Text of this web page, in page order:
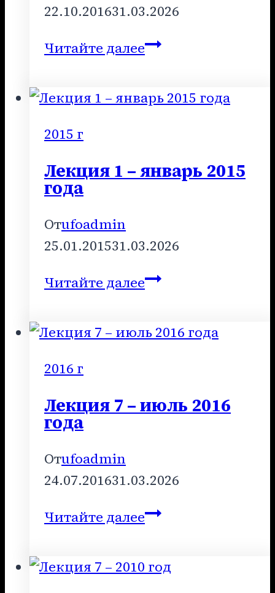
22.10.201631.03.2026
Читайте далееЛекция
октябрь
2015 г
Лекция 1 – январь 2015
года
Отufoadmin
25.01.201531.03.2026
Читайте далееЛекция
январь
2016 г
Лекция 7 – июль 2016
года
Отufoadmin
24.07.201631.03.2026
Читайте далееЛекция
июль